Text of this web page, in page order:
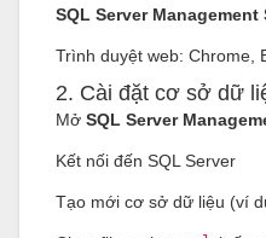
SQL Server Management
Trình duyệt web: Chrome,
2. Cài đặt cơ sở dữ
Mở SQL Server
Kết nối đến SQL Server
Tạo mới cơ sở dữ liệu (ví